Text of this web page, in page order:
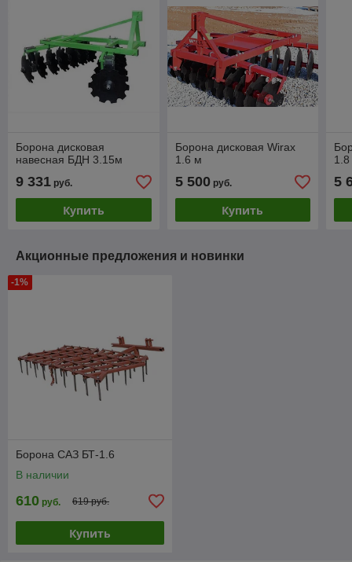
Борона дисковая
навесная БДН 3.15м
9 331 руб.
Купить
Борона дисковая Wirax
1.6 м
5 500руб.
Купить
5
Акционные предложения и новинки
-1%
Борона САЗ БТ-1.6
В наличии
610 руб. 619 руб.
Купить